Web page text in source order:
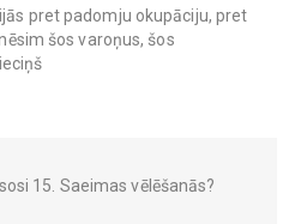
pret padomju okupāciju, pret
šos varoņus, šos
15. Saeimas vēlēšanās?